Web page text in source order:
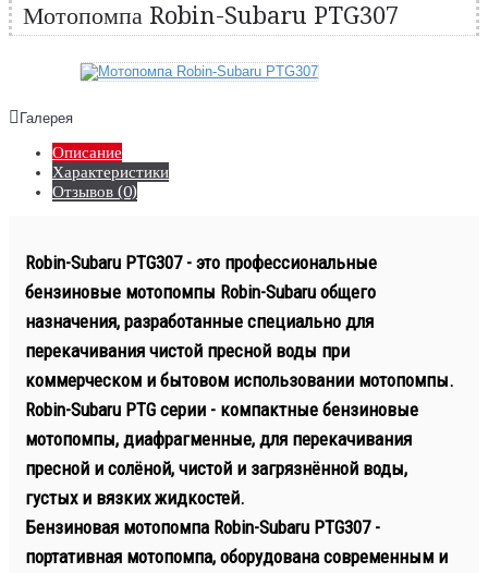
Мотопомпа Robin-Subaru PTG307
Галерея
Описание
Характеристики
Отзывов (0)
Robin-Subaru PTG307 - это профессиональные
бензиновые мотопомпы Robin-Subaru общего
назначения, разработанные специально для
перекачивания чистой пресной воды при
коммерческом и бытовом использовании мотопомпы.
Robin-Subaru PTG серии - компактные бензиновые
мотопомпы, диафрагменные, для перекачивания
пресной и солёной, чистой и загрязнённой воды,
густых и вязких жидкостей.
Бензиновая мотопомпа Robin-Subaru PTG307 -
портативная мотопомпа, оборудована современным и